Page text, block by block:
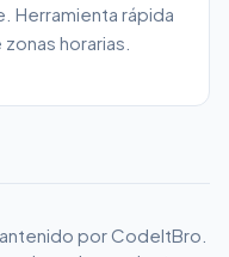
Herramienta rápida
horarias.
por CodeItBro.